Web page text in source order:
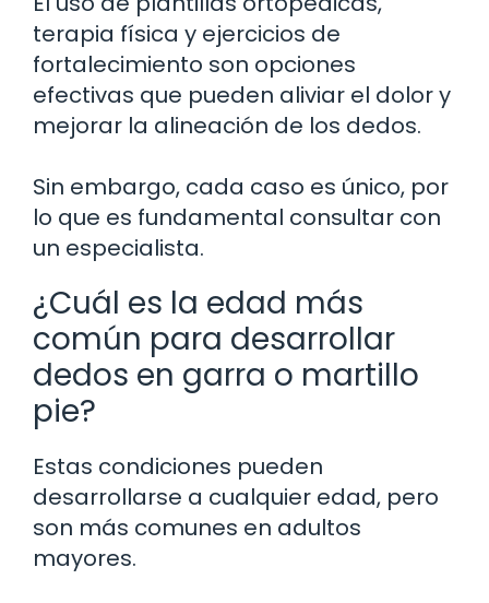
terapia física y ejercicios de
fortalecimiento son opciones
efectivas que pueden aliviar el dolor y
mejorar la alineación de los dedos.
Sin embargo, cada caso es único, por
lo que es fundamental consultar con
un especialista.
¿Cuál es la edad más
común para desarrollar
dedos en garra o martillo
pie?
Estas condiciones pueden
desarrollarse a cualquier edad, pero
son más comunes en adultos
mayores.